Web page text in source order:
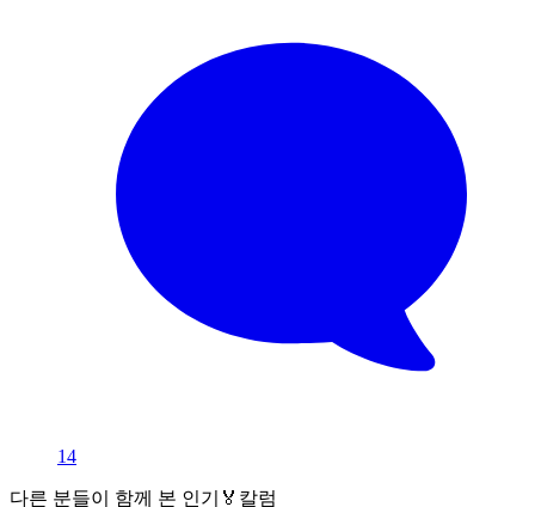
14
다른 분들이 함께 본 인기🏅칼럼